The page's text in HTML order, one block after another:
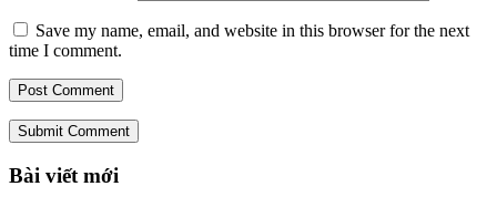
Save my name, email, and website in this browser for the next
time I comment.
Submit Comment
Bài viết mới